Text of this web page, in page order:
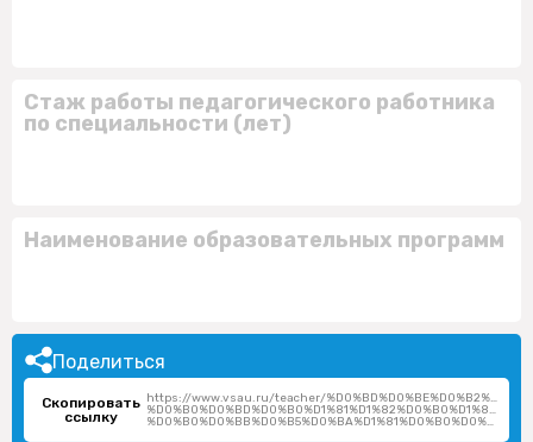
Стаж работы педагогического работника
по специальности (лет)
Наименование образовательных программ
Поделиться
Скопировать
ссылку
https://www.vsau.ru/teacher/
%D0%B0%D0%BB%D0%B5%D0%BA%D1%81%D0%B0%D0%BD%D0%B4%D1%80%D0%BE%D0%B2%D0%BD%D0%B0/